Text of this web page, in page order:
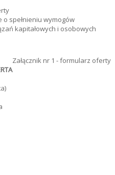
o spełnieniu wymogów
kapitałowych i osobowych
Załącznik nr 1 - formularz oferty